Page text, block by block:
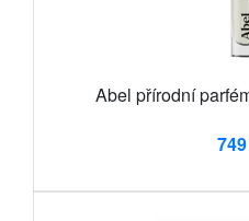
Abel přírodní